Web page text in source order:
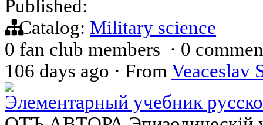
Published:
Catalog: Military science
0 fan club members · 0
106 days ago · From Veaceslav
Элементарный учебник